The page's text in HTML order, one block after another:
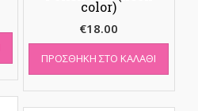
color)
€18.00
ΠΡΟΣΘΉΚΗ ΣΤΟ ΚΑΛΆΘΙ